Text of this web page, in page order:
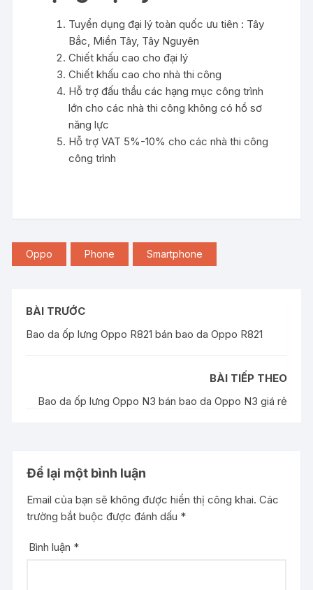
Tuyển dụng đại lý toàn quốc ưu tiên : Tây
Bắc, Miền Tây, Tây Nguyên
Chiết khấu cao cho đại lý
Chiết khấu cao cho nhà thi công
Hỗ trợ đấu thầu các hạng mục công trình
lớn cho các nhà thi công không có hồ sơ
năng lực
Hỗ trợ VAT 5%-10% cho các nhà thi công
công trình
Oppo Phone Smartphone
BÀI TRƯỚC
Bao da ốp lưng Oppo R821 bán bao da Oppo R821
BÀI TIẾP THEO
Bao da ốp lưng Oppo N3 bán bao da Oppo N3 giá rẻ
Để lại một bình luận
Email của bạn sẽ không được hiển thị công khai. Các
trường bắt buộc được đánh dấu *
Bình luận *